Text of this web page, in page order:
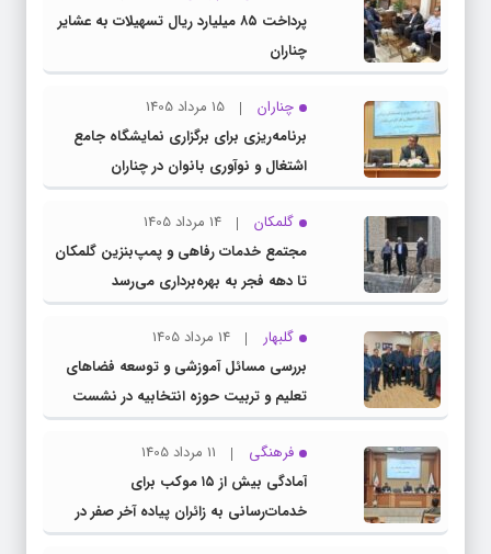
پرداخت ۸۵ میلیارد ریال تسهیلات به عشایر
چناران
چناران
15 مرداد 1405
برنامه‌ریزی برای برگزاری نمایشگاه جامع
اشتغال و نوآوری بانوان در چناران
گلمکان
14 مرداد 1405
مجتمع خدمات رفاهی و پمپ‌بنزین گلمکان
تا دهه فجر به بهره‌برداری می‌رسد
گلبهار
14 مرداد 1405
بررسی مسائل آموزشی و توسعه فضاهای
تعلیم و تربیت حوزه انتخابیه در نشست
مشترک عضو کمیسیون آموزش مجلس با
مدیرکل آموزش و پرورش خراسان رضوی
فرهنگی
11 مرداد 1405
آمادگی بیش از ۱۵ موکب برای
خدمات‌رسانی به زائران پیاده آخر صفر در
شهرستان چناران